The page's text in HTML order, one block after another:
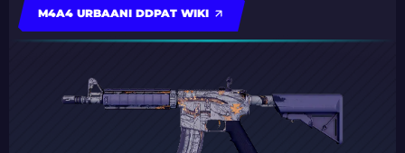
M4A4 URBAANI DDPAT WIKI